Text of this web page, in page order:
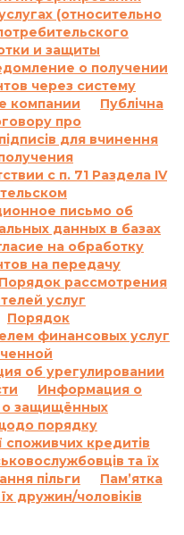
кредита по
до 26 дней»:
о предоставлении
Заемщиком
уплате процентов
и/или Комиссии и/
определенные
положений
кодекса
имеет право
уплатить
с учетом
процентов годовых
задолженности.
в настоящем
за каждый день
проценты за
и/или сумму
и/или на
Кредита, и не
проценты
кодекса
проценты годовых
(относительно
и защиты
о получении
через систему
компании
Публічна
про
для вчинення
с п. 71 Раздела IV
письмо об
данных в базах
на обработку
на передачу
Порядок рассмотрения
услуг
Порядок
финансовых услуг
об урегулировании
Информация о
защищённых
порядку
споживчих кредитів
та їх
пільги
Пам’ятка
дружин/чоловіків